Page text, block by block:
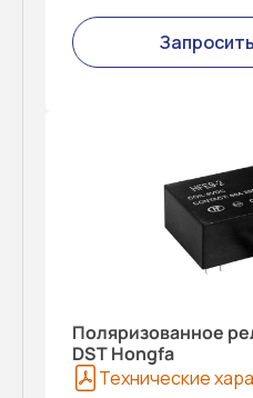
Поляризованное
DST Hongfa
Технические